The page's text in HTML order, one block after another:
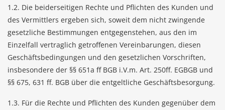
1.2. Die beiderseitigen Rechte und Pflichten des Kunden und
des Vermittlers ergeben sich, soweit dem nicht zwingende
gesetzliche Bestimmungen entgegenstehen, aus den im
Einzelfall vertraglich getroffenen Vereinbarungen, diesen
Geschäftsbedingungen und den gesetzlichen Vorschriften,
insbesondere der §§ 651a ff BGB i.V.m. Art. 250ff. EGBGB und
§§ 675, 631 ff. BGB über die entgeltliche Geschäftsbesorgung.
1.3. Für die Rechte und Pflichten des Kunden gegenüber dem